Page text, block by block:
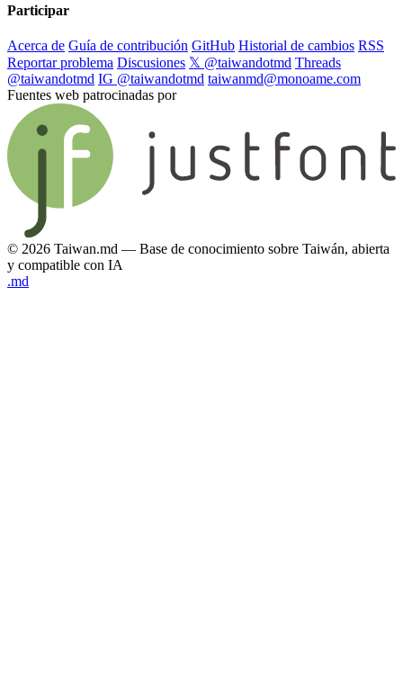
Participar
Acerca de Guía de contribución GitHub Historial de cambios RSS
Reportar problema Discusiones 𝕏 @taiwandotmd Threads
@taiwandotmd IG @taiwandotmd taiwanmd@monoame.com
Fuentes web patrocinadas por
© 2026 Taiwan.md — Base de conocimiento sobre Taiwán, abierta
y compatible con IA
.md